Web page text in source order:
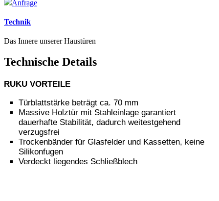
Anfrage
Technik
Das Innere unserer Haustüren
Technische Details
RUKU VORTEILE
Türblattstärke beträgt ca. 70 mm
Massive Holztür mit Stahleinlage garantiert
dauerhafte Stabilität, dadurch weitestgehend
verzugsfrei
Trockenbänder für Glasfelder und Kassetten, keine
Silikonfugen
Verdeckt liegendes Schließblech